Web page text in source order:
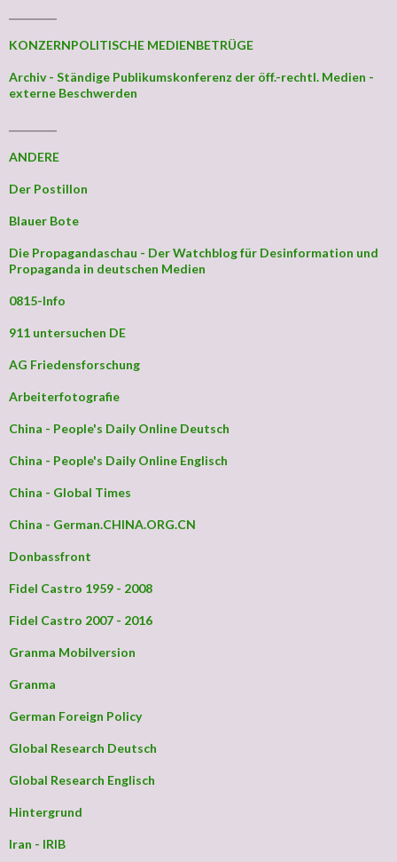
KONZERNPOLITISCHE MEDIENBETRÜGE
Archiv - Ständige Publikumskonferenz der öff.-rechtl. Medien -
externe Beschwerden
ANDERE
Der Postillon
Blauer Bote
Die Propagandaschau - Der Watchblog für Desinformation und
Propaganda in deutschen Medien
0815-Info
911 untersuchen DE
AG Friedensforschung
Arbeiterfotografie
China - People's Daily Online Deutsch
China - People's Daily Online Englisch
China - Global Times
China - German.CHINA.ORG.CN
Donbassfront
Fidel Castro 1959 - 2008
Fidel Castro 2007 - 2016
Granma Mobilversion
Granma
German Foreign Policy
Global Research Deutsch
Global Research Englisch
Hintergrund
Iran - IRIB